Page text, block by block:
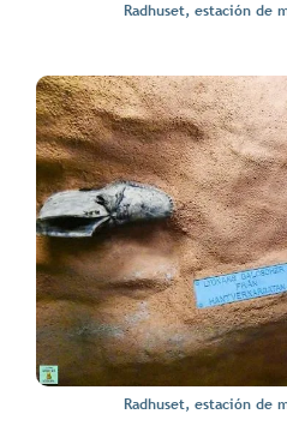
Radhuset, estación de
Radhuset, estación de